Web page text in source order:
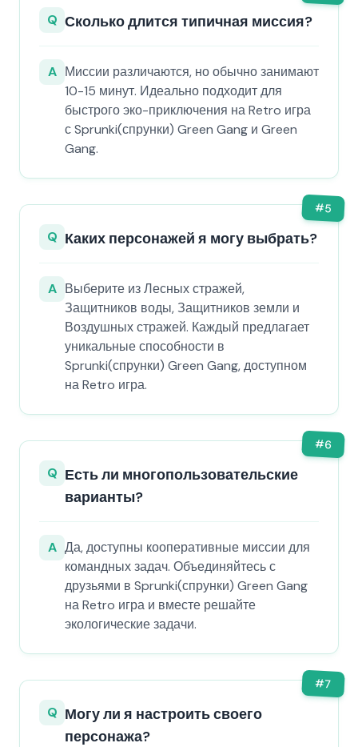
Q Сколько длится типичная миссия?
A Миссии различаются, но обычно занимают
10-15 минут. Идеально подходит для
быстрого эко-приключения на Retro игра
с Sprunki(спрунки) Green Gang и Green
Gang.
#5
Q Каких персонажей я могу выбрать?
A Выберите из Лесных стражей,
Защитников воды, Защитников земли и
Воздушных стражей. Каждый предлагает
уникальные способности в
Sprunki(спрунки) Green Gang, доступном
на Retro игра.
#6
Q Есть ли многопользовательские
варианты?
A Да, доступны кооперативные миссии для
командных задач. Объединяйтесь с
друзьями в Sprunki(спрунки) Green Gang
на Retro игра и вместе решайте
экологические задачи.
#7
Q Могу ли я настроить своего
персонажа?